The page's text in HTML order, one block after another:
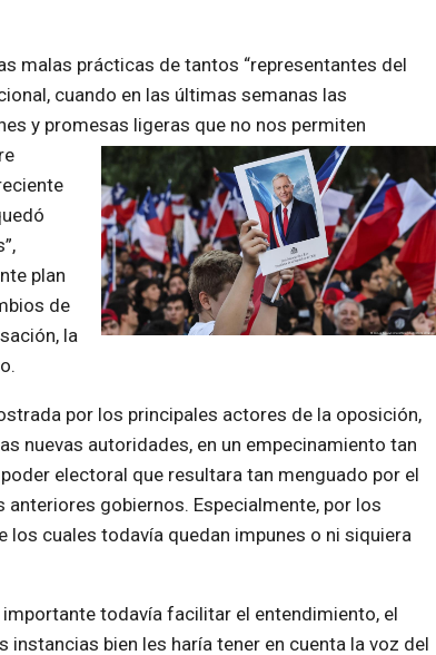
malas prácticas de tantos “representantes del
cuando en las últimas semanas las
y promesas ligeras que no nos permiten
plan
de
la
por los principales actores de la oposición,
nuevas autoridades, en un empecinamiento tan
electoral que resultara tan menguado por el
gobiernos. Especialmente, por los
cuales todavía quedan impunes o ni siquiera
todavía facilitar el entendimiento, el
bien les haría tener en cuenta la voz del